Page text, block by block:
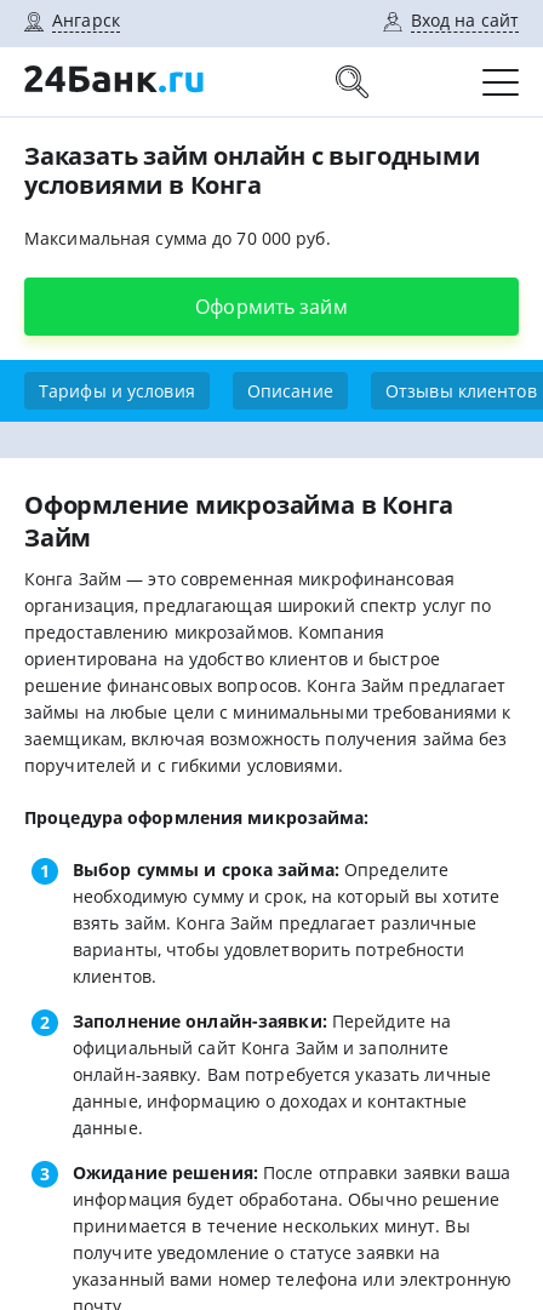
Ангарск Вход на сайт
Заказать займ онлайн с выгодными
условиями в Конга
Максимальная сумма до 70 000 руб.
Оформить займ
Тарифы и условия Описание Отзывы клиентов
Оформление микрозайма в Конга
Займ
Конга Займ — это современная микрофинансовая
организация, предлагающая широкий спектр услуг по
предоставлению микрозаймов. Компания
ориентирована на удобство клиентов и быстрое
решение финансовых вопросов. Конга Займ предлагает
займы на любые цели с минимальными требованиями к
заемщикам, включая возможность получения займа без
поручителей и с гибкими условиями.
Процедура оформления микрозайма:
Выбор суммы и срока займа:Определите
необходимую сумму и срок, на который вы хотите
взять займ. Конга Займ предлагает различные
варианты, чтобы удовлетворить потребности
клиентов.
Заполнение онлайн-заявки: Перейдите на
официальный сайт Конга Займ и заполните
онлайн-заявку. Вам потребуется указать личные
данные, информацию о доходах и контактные
данные.
Ожидание решения: После отправки заявки ваша
информация будет обработана. Обычно решение
принимается в течение нескольких минут. Вы
получите уведомление о статусе заявки на
указанный вами номер телефона или электронную